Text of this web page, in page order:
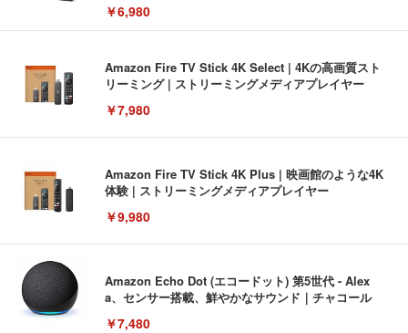
￥6,980
Amazon Fire TV Stick 4K Select | 4Kの高画質スト
リーミング | ストリーミングメディアプレイヤー
￥7,980
Amazon Fire TV Stick 4K Plus | 映画館のような4K
体験 | ストリーミングメディアプレイヤー
￥9,980
Amazon Echo Dot (エコードット) 第5世代 - Alex
a、センサー搭載、鮮やかなサウンド｜チャコール
￥7,480